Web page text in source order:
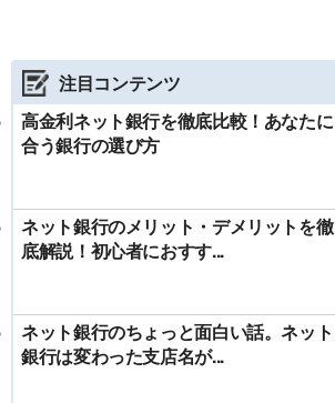
注目コンテンツ
高金利ネット銀行を徹底比較！あなたに
合う銀行の選び方
ネット銀行のメリット・デメリットを徹
底解説！初心者におすす...
ネット銀行のちょっと面白い話。ネット
銀行は変わった支店名が...